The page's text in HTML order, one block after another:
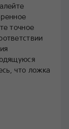
точное
что ложка